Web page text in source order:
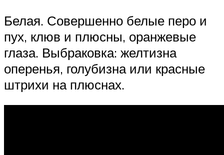
Белая. Совершенно белые перо и
пух, клюв и плюсны, оранжевые
глаза. Выбраковка: желтизна
оперенья, голубизна или красные
штрихи на плюснах.